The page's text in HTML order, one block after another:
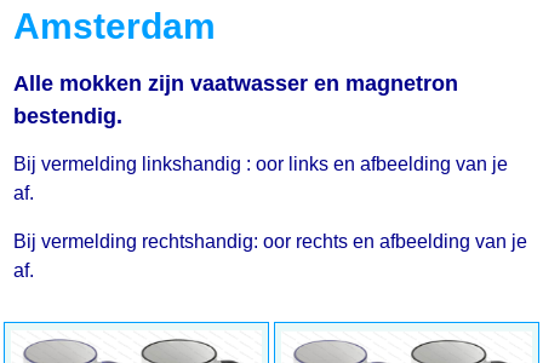
Amsterdam
Alle mokken zijn vaatwasser en magnetron
bestendig.
Bij vermelding linkshandig : oor links en afbeelding van je
af.
Bij vermelding rechtshandig: oor rechts en afbeelding van je
af.